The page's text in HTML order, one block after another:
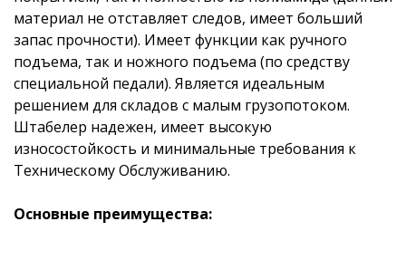
материал не отставляет следов, имеет больший
запас прочности). Имеет функции как ручного
подъема, так и ножного подъема (по средству
специальной педали). Является идеальным
решением для складов с малым грузопотоком.
Штабелер надежен, имеет высокую
износостойкость и минимальные требования к
Техническому Обслуживанию.
Основные преимущества: